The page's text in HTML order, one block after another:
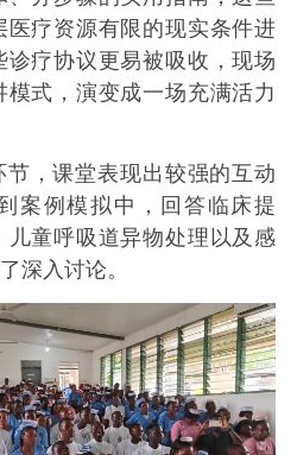
医疗资源有限的现实条件进
疗协议更易被吸收，现场
式，演变成一场充满活力
，课堂表现出较强的互动
案例模拟中，回答临床提
儿童呼吸道异物处理以及感
深入讨论。